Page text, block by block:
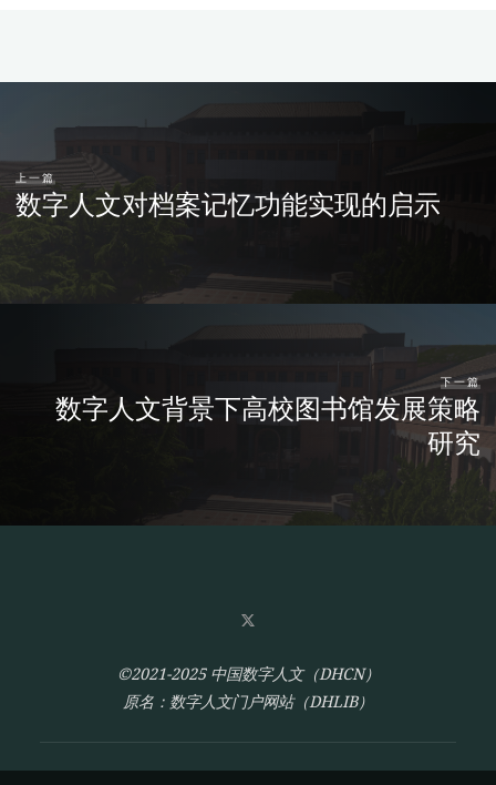
上一篇
数字人文对档案记忆功能实现的启示
下一篇
数字人文背景下高校图书馆发展策略
研究
©2021-2025 中国数字人文（DHCN）
原名：数字人文门户网站（DHLIB）